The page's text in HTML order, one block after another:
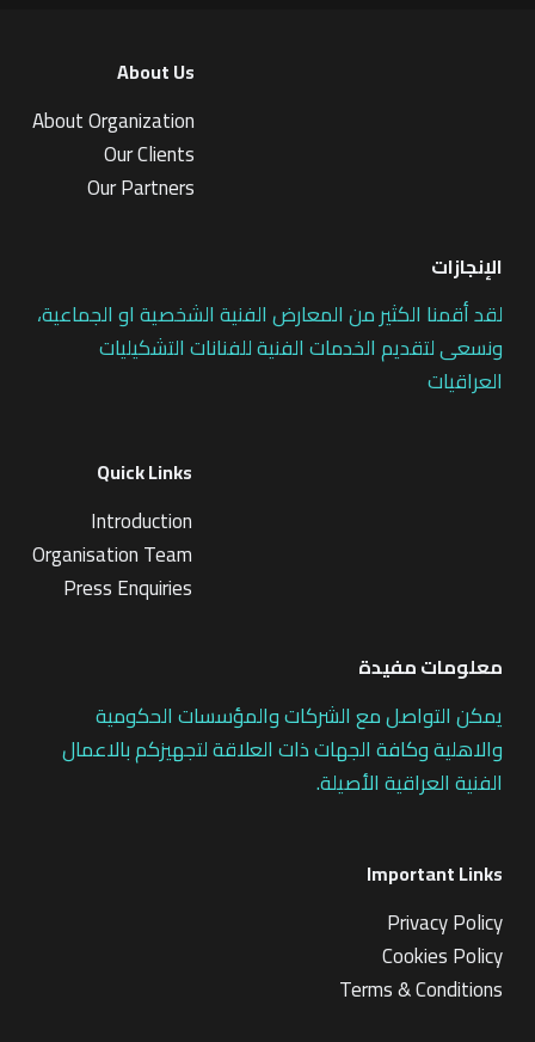
About Us
About Organization
Our Clients
Our Partners
الإنجازات
لقد أقمنا الكثير من المعارض الفنية الشخصية او الجماعية،
ونسعى لتقديم الخدمات الفنية للفنانات التشكيليات
العراقيات
Quick Links
Introduction
Organisation Team
Press Enquiries
معلومات مفيدة
يمكن التواصل مع الشركات والمؤسسات الحكومية
والاهلية وكافة الجهات ذات العلاقة لتجهيزكم بالاعمال
الفنية العراقية الأصيلة.
Important Links
Privacy Policy
Cookies Policy
Terms & Conditions